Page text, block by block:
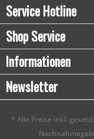
Service Hotline
Shop Service
Informationen
Newsletter
* Alle Preise inkl.